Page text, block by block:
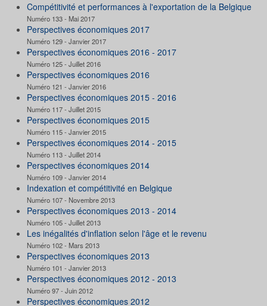
Compétitivité et performances à l'exportation de la Belgique
Numéro 133 - Mai 2017
Perspectives économiques 2017
Numéro 129 - Janvier 2017
Perspectives économiques 2016 - 2017
Numéro 125 - Juillet 2016
Perspectives économiques 2016
Numéro 121 - Janvier 2016
Perspectives économiques 2015 - 2016
Numéro 117 - Juillet 2015
Perspectives économiques 2015
Numéro 115 - Janvier 2015
Perspectives économiques 2014 - 2015
Numéro 113 - Juillet 2014
Perspectives économiques 2014
Numéro 109 - Janvier 2014
Indexation et compétitivité en Belgique
Numéro 107 - Novembre 2013
Perspectives économiques 2013 - 2014
Numéro 105 - Juillet 2013
Les inégalités d'inflation selon l'âge et le revenu
Numéro 102 - Mars 2013
Perspectives économiques 2013
Numéro 101 - Janvier 2013
Perspectives économiques 2012 - 2013
Numéro 97 - Juin 2012
Perspectives économiques 2012